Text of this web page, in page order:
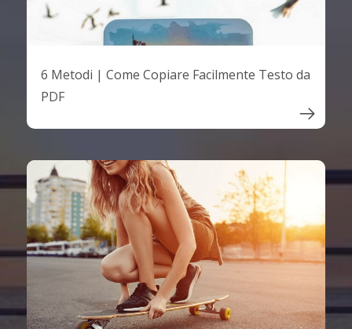
6 Metodi | Come Copiare Facilmente Testo da
PDF
